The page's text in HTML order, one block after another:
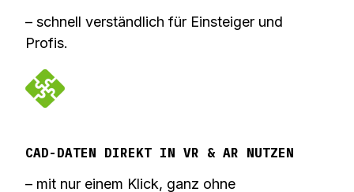
– schnell verständlich für Einsteiger und
Profis.
CAD-DATEN DIREKT IN VR & AR NUTZEN
– mit nur einem Klick, ganz ohne